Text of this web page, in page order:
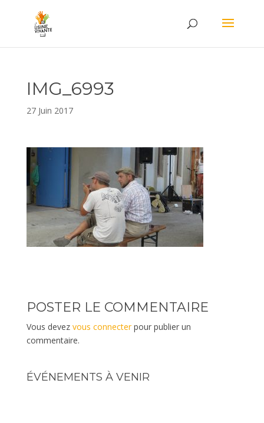
IMG_6993
27 Juin 2017
POSTER LE COMMENTAIRE
Vous devez vous connecterpour publier un
commentaire.
ÉVÉNEMENTS À VENIR